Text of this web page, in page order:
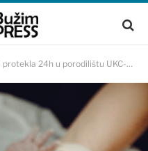
24h u porodilištu UKC-a Tuzla rođeno pet beba